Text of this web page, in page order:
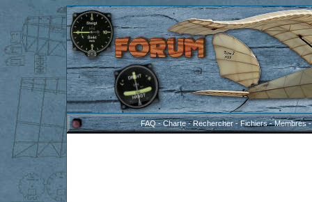
FAQ-Charte-Rechercher-Fichiers-Membres